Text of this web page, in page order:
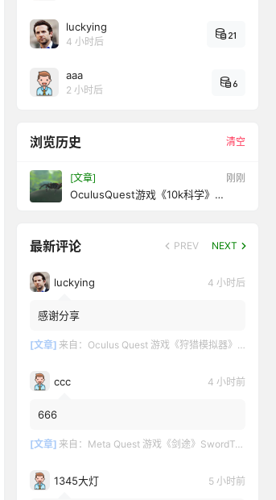
luckying
4 小时后
21
aaa
2 小时后
6
浏览历史 清空
[文章] 11 秒前
OculusQuest游戏《10k科学》
最新评论 PREV NEXT
luckying 4 小时后
感谢分享
[文章] 来自： Oculus Quest 游戏《狩猎模拟器》Hunting Simulator
ccc 4 小时前
666
[文章] 来自： Meta Quest 游戏《剑途》SwordTrip
1345大灯 5 小时前